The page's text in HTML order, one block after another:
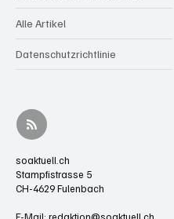
Alle Artikel
Datenschutzrichtlinie
soaktuell.ch
Stampfistrasse 5
CH-4629 Fulenbach